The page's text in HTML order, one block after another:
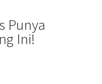
Punya
Ini!